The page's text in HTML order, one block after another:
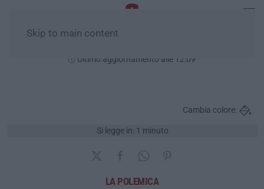
Skip to main content
Ultimo aggiornamento alle 12:09
Si legge in: 1 minuto
Cambia colore:
LA POLEMICA